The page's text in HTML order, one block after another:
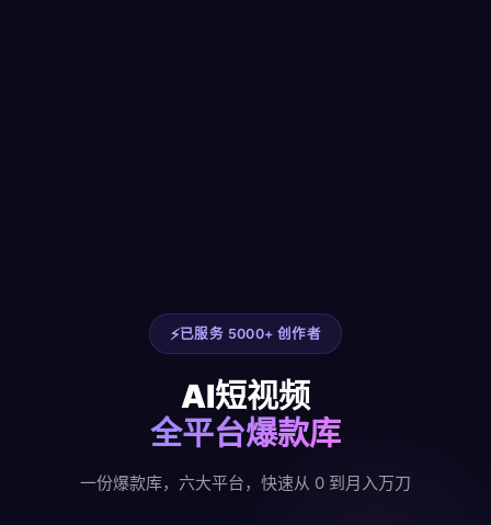
已服务 5000+ 创作者
AI短视频
全平台爆款库
一份爆款库，六大平台，快速从 0 到月入万刀